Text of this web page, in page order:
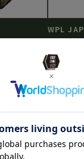
ンドカモ
（税込）
WPL
MNモデル